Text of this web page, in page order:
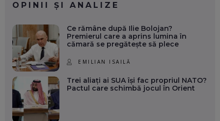
OPINII ȘI ANALIZE
Ce rămâne după Ilie Bolojan?
Premierul care a aprins lumina în
cămară se pregătește să plece
EMILIAN ISAILĂ
Trei aliați ai SUA își fac propriul NATO?
Pactul care schimbă jocul în Orient